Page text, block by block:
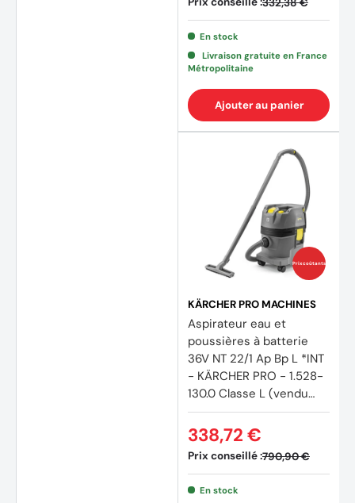
En stock
Livraison gratuite en France
Métropolitaine
Ajouter au panier
Prix coûtants
KÄRCHER PRO MACHINES
Aspirateur eau et
poussières à batterie
36V NT 22/1 Ap Bp L *INT
- KÄRCHER PRO - 1.528-
130.0 Classe L (vendu
sans batterie)
Prix conseillé :790,90 €
338,72 €
En stock